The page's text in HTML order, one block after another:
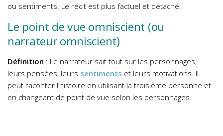
ou sentiments. Le récit est plus factuel et détaché.
Le point de vue omniscient (ou
narrateur omniscient)
Définition : Le narrateur sait tout sur les personnages,
leurs pensées, leurs sentiments et leurs motivations. Il
peut raconter l’histoire en utilisant la troisième personne et
en changeant de point de vue selon les personnages.